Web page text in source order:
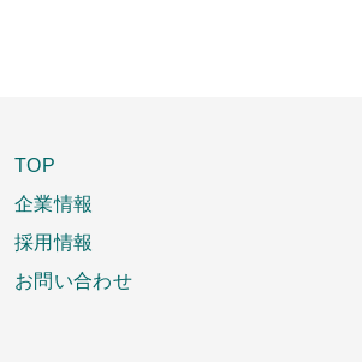
TOP
企業情報
採用情報
お問い合わせ